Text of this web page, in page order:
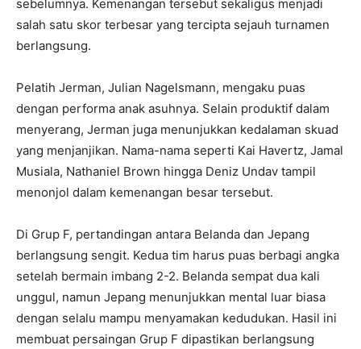
sebelumnya. Kemenangan tersebut sekaligus menjadi
salah satu skor terbesar yang tercipta sejauh turnamen
berlangsung.
Pelatih Jerman, Julian Nagelsmann, mengaku puas
dengan performa anak asuhnya. Selain produktif dalam
menyerang, Jerman juga menunjukkan kedalaman skuad
yang menjanjikan. Nama-nama seperti Kai Havertz, Jamal
Musiala, Nathaniel Brown hingga Deniz Undav tampil
menonjol dalam kemenangan besar tersebut.
Di Grup F, pertandingan antara Belanda dan Jepang
berlangsung sengit. Kedua tim harus puas berbagi angka
setelah bermain imbang 2-2. Belanda sempat dua kali
unggul, namun Jepang menunjukkan mental luar biasa
dengan selalu mampu menyamakan kedudukan. Hasil ini
membuat persaingan Grup F dipastikan berlangsung